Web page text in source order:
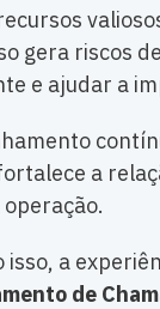
gera riscos
e ajudar a
a
isso, a
de